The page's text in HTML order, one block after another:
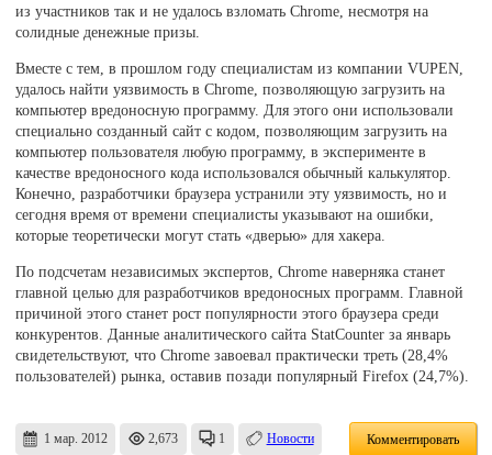
из участников так и не удалось взломать Chrome, несмотря на
солидные денежные призы.
Вместе с тем, в прошлом году специалистам из компании VUPEN,
удалось найти уязвимость в Chrome, позволяющую загрузить на
компьютер вредоносную программу. Для этого они использовали
специально созданный сайт с кодом, позволяющим загрузить на
компьютер пользователя любую программу, в эксперименте в
качестве вредоносного кода использовался обычный калькулятор.
Конечно, разработчики браузера устранили эту уязвимость, но и
сегодня время от времени специалисты указывают на ошибки,
которые теоретически могут стать «дверью» для хакера.
По подсчетам независимых экспертов, Chrome наверняка станет
главной целью для разработчиков вредоносных программ. Главной
причиной этого станет рост популярности этого браузера среди
конкурентов. Данные аналитического сайта StatCounter за январь
свидетельствуют, что Chrome завоевал практически треть (28,4%
пользователей) рынка, оставив позади популярный Firefox (24,7%).
1 мар. 2012 2,673 1 Новости Комментировать